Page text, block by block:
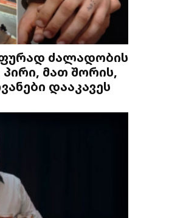
ძალადობის
მათ შორის,
დააკავეს